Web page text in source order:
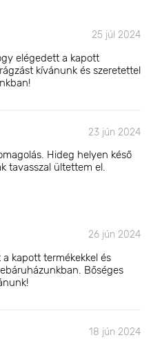
25 júl 2024
elégedett a kapott
kívánunk és szeretettel
23 jún 2024
Hideg helyen késő
tavasszal ültettem el.
26 jún 2024
kapott termékekkel és
Bőséges
18 jún 2024